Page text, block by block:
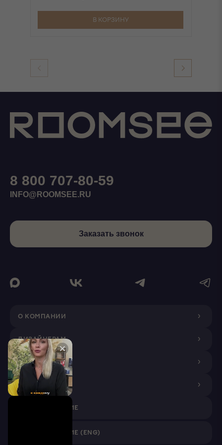
В КОРЗИНУ
О КОМПАНИИ
ДИЗАЙНЕРАМ
ПОКУПАТЕЛЯМ
ПАРТНЕРАМ
VR ПРИЛОЖЕНИЕ
VR ПРИЛОЖЕНИЕ (ENG)
8 800 707-80-59
INFO@ROOMSEE.RU
Заказать звонок